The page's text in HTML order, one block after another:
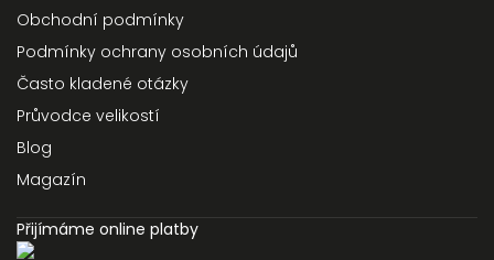
Obchodní podmínky
Podmínky ochrany osobních údajů
Často kladené otázky
Průvodce velikostí
Blog
Magazín
Přijímáme online platby